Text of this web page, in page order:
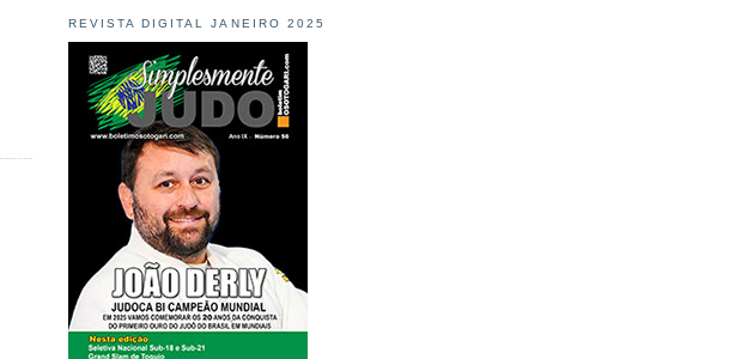
REVISTA DIGITAL JANEIRO 2025